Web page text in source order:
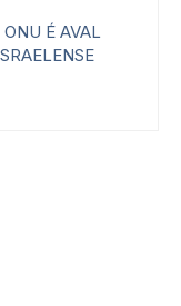
É AVAL